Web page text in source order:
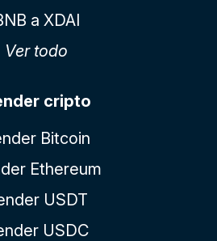
a XDAI
Ver todo
cripto
Bitcoin
Ethereum
USDT
USDC